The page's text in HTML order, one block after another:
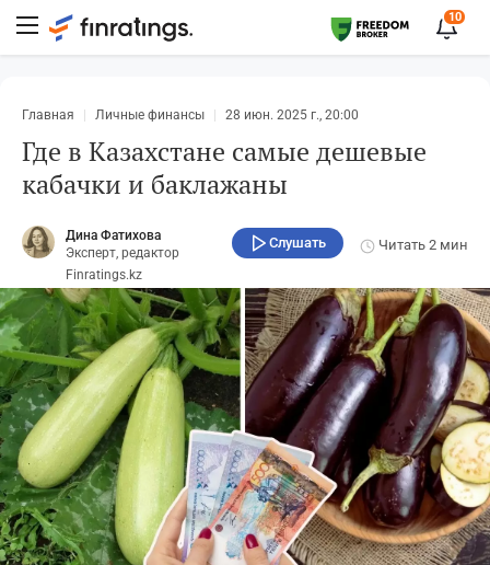
10
Главная Личные финансы 28 июн. 2025 г., 20:00
Где в Казахстане самые дешевые
кабачки и баклажаны
Дина Фатихова
Эксперт, редактор
Finratings.kz
Слушать Читать 2 мин